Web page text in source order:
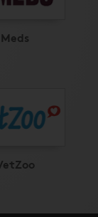
Meds